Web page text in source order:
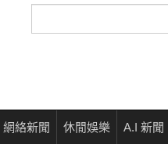
尋
網絡新聞 休閒娛樂 A.I 新聞